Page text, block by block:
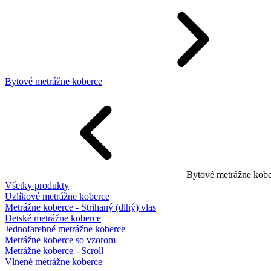
Bytové metrážne koberce
Bytové metrážne
Všetky produkty
Uzlíkové metrážne koberce
Metrážne koberce - Strihaný (dlhý) vlas
Detské metrážne koberce
Jednofarebné metrážne koberce
Metrážne koberce so vzorom
Metrážne koberce - Scroll
Vlnené metrážne koberce